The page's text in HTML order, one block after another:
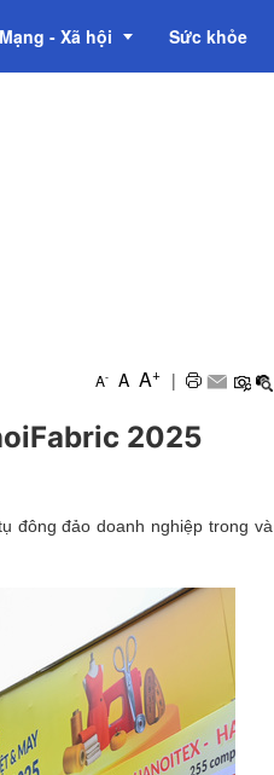
Mạng - Xã hội Sức khỏe
A- A A+ |
2025
đông đảo doanh nghiệp trong và